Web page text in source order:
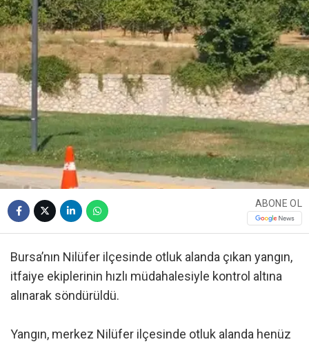
ABONE OL
Bursa’nın Nilüfer ilçesinde otluk alanda çıkan yangın,
itfaiye ekiplerinin hızlı müdahalesiyle kontrol altına
alınarak söndürüldü.
Yangın, merkez Nilüfer ilçesinde otluk alanda henüz